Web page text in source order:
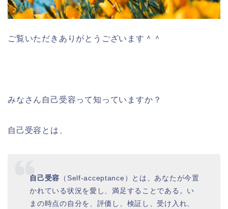
ご覧いただきありがとうございます＾＾
みなさん自己受容って知っていますか？
自己受容とは、
自己受容 （Self-acceptance）とは、あなたが今置
かれている状況を愛し、満足することである。い
まの時点の自分を、評価し、検証し、受け入れ、